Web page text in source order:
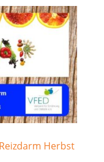
Herbst